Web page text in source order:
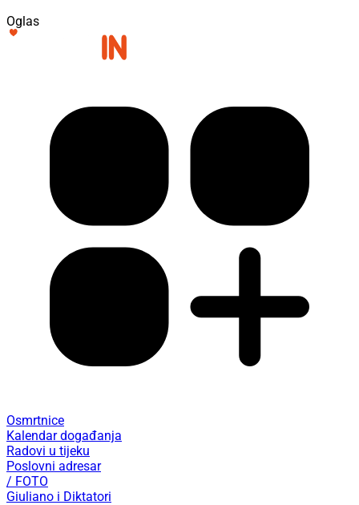
Oglas
Osmrtnice
Kalendar događanja
Radovi u tijeku
Poslovni adresar
/ FOTO
Giuliano i Diktatori